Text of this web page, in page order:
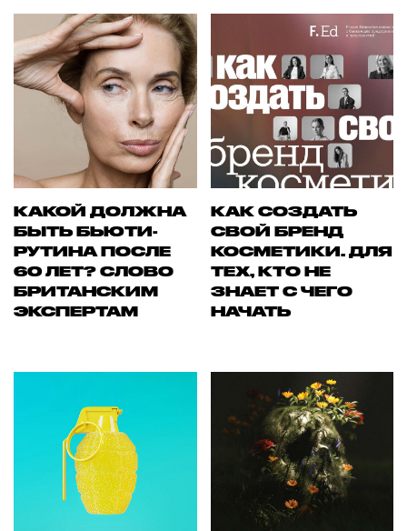
КАКОЙ ДОЛЖНА
БЫТЬ БЬЮТИ-
РУТИНА ПОСЛЕ
60 ЛЕТ? СЛОВО
БРИТАНСКИМ
ЭКСПЕРТАМ
КАК СОЗДАТЬ
СВОЙ БРЕНД
КОСМЕТИКИ. ДЛЯ
ТЕХ, КТО НЕ
ЗНАЕТ С ЧЕГО
НАЧАТЬ